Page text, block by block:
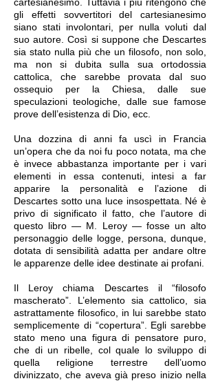
gli effetti sovvertitori del cartesianesimo
siano stati involontari, per nulla voluti dal
suo autore. Così si suppone che Descartes
sia stato nulla più che un filosofo, non solo,
ma non si dubita sulla sua ortodossia
cattolica, che sarebbe provata dal suo
ossequio per la Chiesa, dalle sue
speculazioni teologiche, dalle sue famose
prove dell’esistenza di Dio, ecc.
Una dozzina di anni fa uscì in Francia
un’opera che da noi fu poco notata, ma che
è invece abbastanza importante per i vari
elementi in essa contenuti, intesi a far
apparire la personalità e l’azione di
Descartes sotto una luce insospettata. Né è
privo di significato il fatto, che l’autore di
questo libro — M. Leroy — fosse un alto
personaggio delle logge, persona, dunque,
dotata di sensibilità adatta per andare oltre
le apparenze delle idee destinate ai profani.
Il Leroy chiama Descartes il “filosofo
mascherato”. L’elemento sia cattolico, sia
astrattamente filosofico, in lui sarebbe stato
semplicemente di “copertura”. Egli sarebbe
stato meno una figura di pensatore puro,
che di un ribelle, col quale lo sviluppo di
quella religione terrestre dell’uomo
divinizzato, che aveva già preso inizio nella